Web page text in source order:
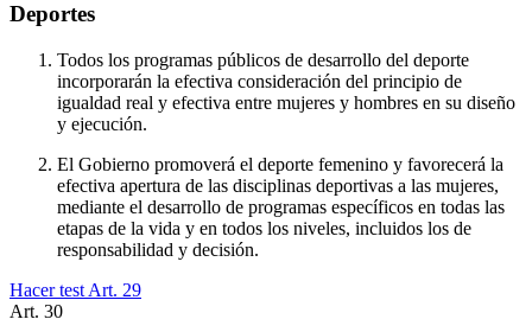
Deportes
Todos los programas públicos de desarrollo del deporte
incorporarán la efectiva consideración del principio de
igualdad real y efectiva entre mujeres y hombres en su diseño
y ejecución.
El Gobierno promoverá el deporte femenino y favorecerá la
efectiva apertura de las disciplinas deportivas a las mujeres,
mediante el desarrollo de programas específicos en todas las
etapas de la vida y en todos los niveles, incluidos los de
responsabilidad y decisión.
Hacer test Art. 29
Art. 30